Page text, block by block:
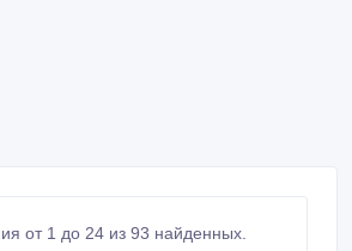
от 1 до 24 из 93 найденных.